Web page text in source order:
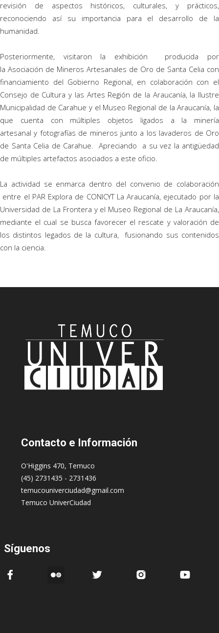
revisión de aspectos históricos, culturales, y prácticos,
reconociendo así su importancia para el desarrollo de la
humanidad.
Posteriormente, visitaron la exhibición producida por
la Asociación de Mineros Artesanales de Oro de Santa Celia con
financiamiento del Gobierno Regional, en colaboración con el
Consejo de Cultura y las Artes Región de la Araucanía, la Ilustre
Municipalidad de Carahue y el Museo Regional de la Araucanía, la
que cuenta con múltiples objetos ligados a la minería
artesanal y fotografías de mineros junto a los lavaderos de Oro
de Santa Celia de Carahue. Apreciando a su vez la antigüedad
de múltiples artefactos asociados a este oficio.
La actividad se enmarca dentro del convenio de colaboración
entre el PAR Explora de CONICYT La Araucanía, ejecutado por la
Universidad de La Frontera y el Museo Regional de La Araucanía,
mediante el cual se busca favorecer el rescate y valoración de
los distintos legados de la cultura, fusionando sus contenidos
con la ciencia.
Contacto e Información
O'Higgins 470, Temuco
(45) 2731435 - 2731436
temucouniverciudad@gmail.com
Temuco UniverCiudad
Síguenos